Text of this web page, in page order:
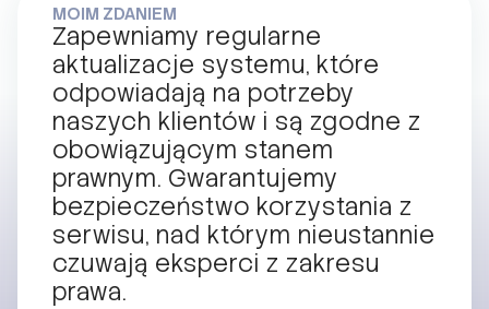
MOIM ZDANIEM
Zapewniamy regularne
aktualizacje systemu, które
odpowiadają na potrzeby
naszych klientów i są zgodne z
obowiązującym stanem
prawnym. Gwarantujemy
bezpieczeństwo korzystania z
serwisu, nad którym nieustannie
czuwają eksperci z zakresu
prawa.